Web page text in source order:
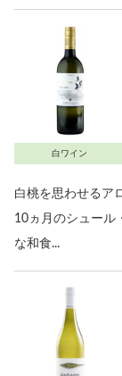
白ワイン
白桃を思わせるア
10ヵ月のシュール
な和食...